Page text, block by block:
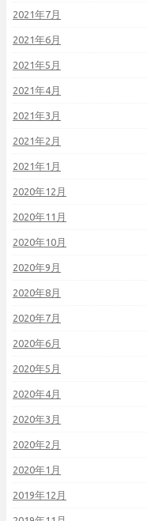
2021年7月
2021年6月
2021年5月
2021年4月
2021年3月
2021年2月
2021年1月
2020年12月
2020年11月
2020年10月
2020年9月
2020年8月
2020年7月
2020年6月
2020年5月
2020年4月
2020年3月
2020年2月
2020年1月
2019年12月